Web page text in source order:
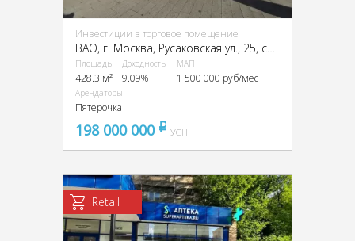
Инвестиции в торговое помещение
ВАО, г. Москва, Русаковская ул., 25, стр. 1
Площадь
428.3 м²
Доходность
9.09%
МАП
1 500 000 руб/мес
Арендаторы
Пятерочка
198 000 000 pуб
УСН
Retail